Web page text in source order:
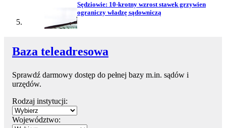
Sędziowie: 10-krotny wzrost stawek grzywien
ograniczy władzę sądowniczą
Baza teleadresowa
Sprawdź darmowy dostęp do pełnej bazy m.in. sądów i
urzędów.
Rodzaj instytucji:
Województwo: